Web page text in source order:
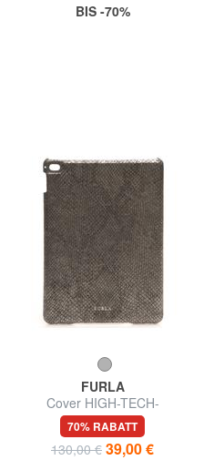
BIS -70%
FURLA
Cover HIGH-TECH-
Abdeckung
70% RABATT
130,00 € 39,00 €